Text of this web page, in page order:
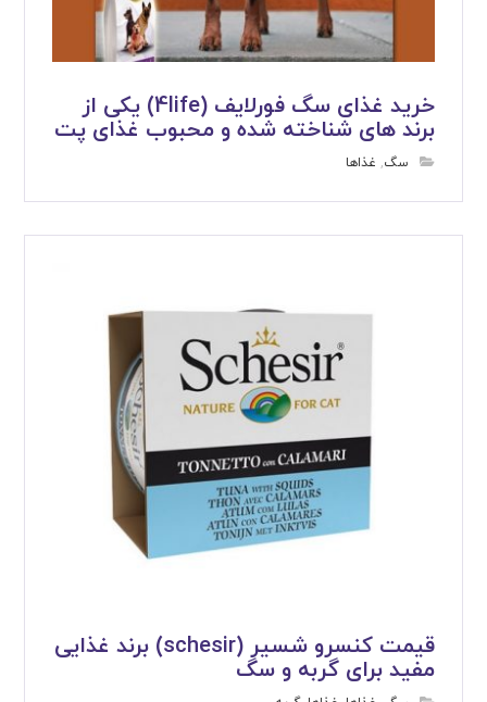
خرید غذای سگ فورلایف (4life) یکی از
برند های شناخته شده و محبوب غذای پت
سگ, غذاها
قیمت کنسرو شسیر (schesir) برند غذایی
مفید برای گربه و سگ